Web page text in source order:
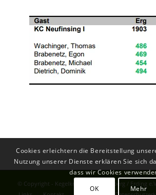
© Copyright - Kegelkreisrunde Ebersberg / Erding
Cookies erleichtern die Bereitstellung
Nutzung unserer Dienste erklären Sie sich
dass wir Cookies
OK
Mehr